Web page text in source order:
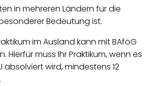
in mehreren Ländern für die
Bedeutung ist.
im Ausland kann mit BAföG
Hierfür muss Ihr Praktikum, wenn es
absolviert wird, mindestens 12